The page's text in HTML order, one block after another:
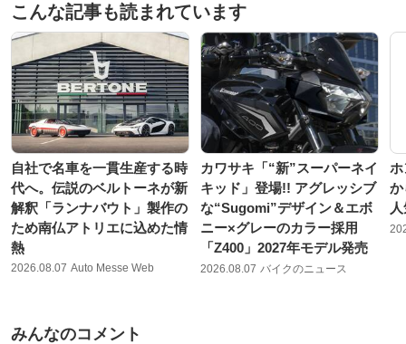
こんな記事も読まれています
自社で名車を一貫生産する時
代へ。伝説のベルトーネが新
解釈「ランナバウト」製作の
ため南仏アトリエに込めた情
熱
2026.08.07 Auto Messe Web
カワサキ「“新”スーパーネイ
キッド」登場!! アグレッシブ
な“Sugomi”デザイン＆エボ
ニー×グレーのカラー採用
「Z400」2027年モデル発売
2026.08.07 バイクのニュース
ホ
か
みんなのコメント